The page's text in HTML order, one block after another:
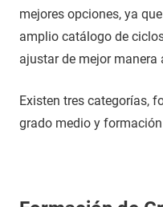
mejores opciones, ya
amplio catálogo de
ajustar de mejor manera
Existen tres categorías,
grado medio y